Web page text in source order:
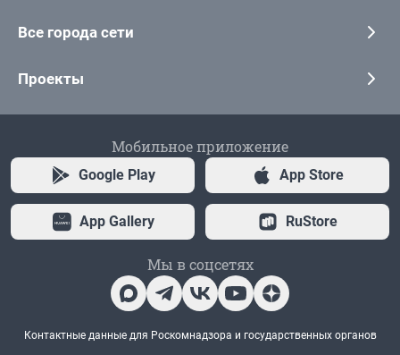
Все города сети
Проекты
Мобильное приложение
Google Play App Store
App Gallery RuStore
Мы в соцсетях
Контактные данные для Роскомнадзора и государственных органов